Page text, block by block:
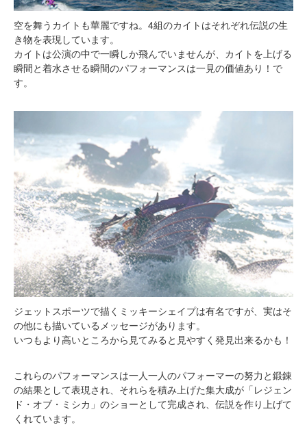
空を舞うカイトも華麗ですね。4組のカイトはそれぞれ伝説の生
き物を表現しています。
カイトは公演の中で一瞬しか飛んでいませんが、カイトを上げる
瞬間と着水させる瞬間のパフォーマンスは一見の価値あり！で
す。
ジェットスポーツで描くミッキーシェイプは有名ですが、実はそ
の他にも描いているメッセージがあります。
いつもより高いところから見てみると見やすく発見出来るかも！
これらのパフォーマンスは一人一人のパフォーマーの努力と鍛錬
の結果として表現され、それらを積み上げた集大成が「レジェン
ド・オブ・ミシカ」のショーとして完成され、伝説を作り上げて
くれています。